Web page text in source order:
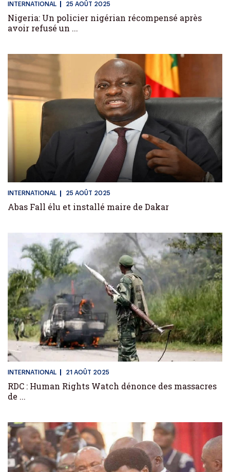
INTERNATIONAL 25 AOÛT 2025
Nigeria: Un policier nigérian récompensé après
avoir refusé un ...
INTERNATIONAL 25 AOÛT 2025
Abas Fall élu et installé maire de Dakar
INTERNATIONAL 21 AOÛT 2025
RDC : Human Rights Watch dénonce des massacres
de ...